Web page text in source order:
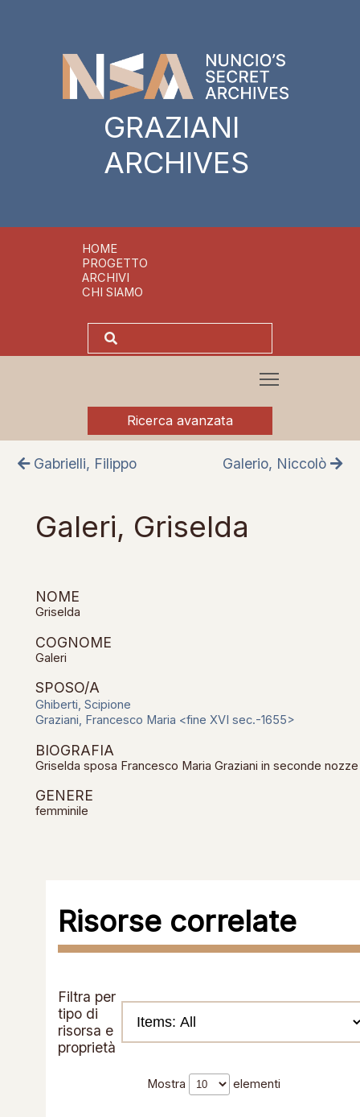
GRAZIANI
ARCHIVES
HOME
PROGETTO
ARCHIVI
CHI SIAMO
Ricerca avanzata
Gabrielli, Filippo Galerio, Niccolò
Risorse correlate
Filtra per
tipo di
risorsa e
proprietà
Mostra elementi
Galeri, Griselda
NOME
Griselda
COGNOME
Galeri
SPOSO/A
Ghiberti, Scipione
Graziani, Francesco Maria <fine XVI sec.-1655>
BIOGRAFIA
Griselda sposa Francesco Maria Graziani in seconde nozze
GENERE
femminile